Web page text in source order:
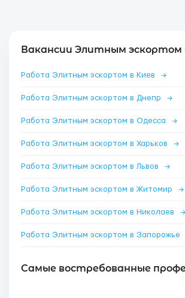
Вакансии Элитным эскортом
Работа Элитным эскортом в Киев →
Работа Элитным эскортом в Днепр →
Работа Элитным эскортом в Одесса →
Работа Элитным эскортом в Харьков →
Работа Элитным эскортом в Львов →
Работа Элитным эскортом в Житомир →
Работа Элитным эскортом в Николаев →
Работа Элитным эскортом в Запорожье
Самые востребованные